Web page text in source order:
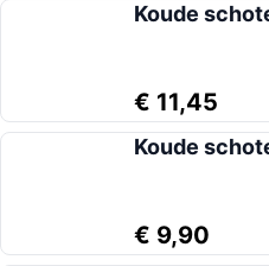
Koude
€ 11,45
Koude
€ 9,90